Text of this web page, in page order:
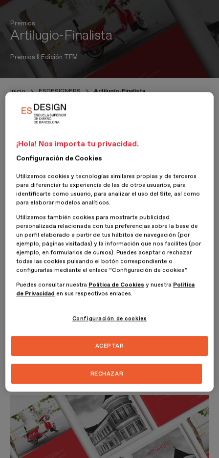
Premios
Artilugio-Finalista
Premios II Edición TFM
Inicio ESDESIGNERS Artilugio-Finalista
22 Octubre 2018
Gráfico y Editorial
La alumna Adriana Matamoros Aguilar, delMáster en Diseño
Editorial y Publicaciones Digitales, presenta su proyecto
Artilugio, For those who long to be inspired, everywhere
Costa Rica, mi país. Conocido por sus playas y bosques tropicales,
país de paz y aventura; el país del Pura Vida. Pero quienes pasan
por San José rara vez se detienen a admirar un paisaje menos
claro: la cultura de ciudad.
San José se ha convertido en una ciudad que se ofrece como
lienzo para el arte, que reúne lo mejor de nuestra cultura con las
historias que traen quienes nos visitan.
aventuras que suceden en las calles fuera de nuestras oficinas, los
café que servimos en cada esquina, el pura vida que es más que
¡Hola! Nos importa tu privacidad.
Configuración de Cookies
Utilizamos cookies y tecnologías similares propias y de terceros
para diferenciar tu experiencia de las de otros usuarios, para
identificarte como usuario, para analizar el uso del Site, así como
para elaborar modelos analíticos.
Utilizamos también cookies para mostrarte publicidad
personalizada relacionada con tus preferencias sobre la base de
un perfil elaborado a partir de tus hábitos de navegación (por
ejemplo, páginas visitadas) y la información que nos facilites (por
ejemplo, en formularios de cursos). Puedes aceptar o rechazar
todas las cookies pulsando el botón correspondiente o
configurarlas mediante el enlace “Configuración de cookies”.
Puedes consultar nuestra Política de Cookies y nuestra Política
de Privacidad en sus respectivos enlaces.
Configuración de cookies
RECHAZAR
ACEPTAR